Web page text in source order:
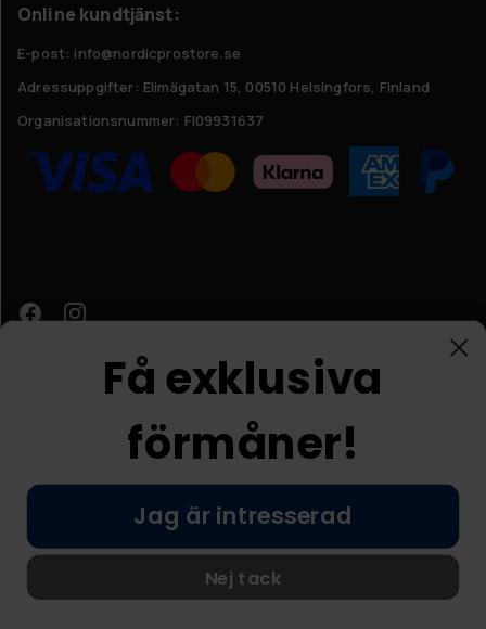
Online kundtjänst:
E-post: info@nordicprostore.se
Adressuppgifter: Elimägatan 15, 00510 Helsingfors, Finland
Organisationsnummer: FI09931637
© Nordic Prostore 2026
Allmänna villkor
Få exklusiva
förmåner!
Jag är intresserad
Nej tack